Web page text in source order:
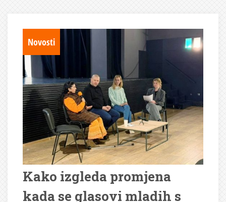
Novosti
Kako izgleda promjena
kada se glasovi mladih s